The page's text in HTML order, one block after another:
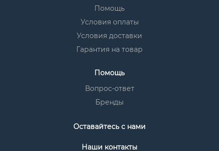
Помощь
Условия оплаты
Условия доставки
Гарантия на товар
Помощь
Вопрос-ответ
Бренды
Оставайтесь с нами
Наши контакты